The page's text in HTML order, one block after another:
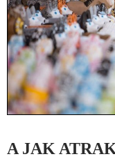
A JAK